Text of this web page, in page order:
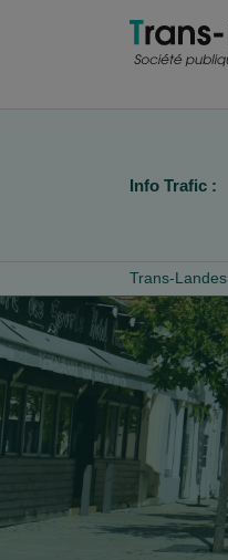
Info Trafic :
Trans-Landes